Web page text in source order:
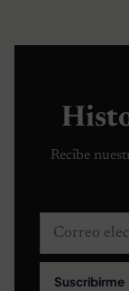
Recibe
Correo
Suscribirme